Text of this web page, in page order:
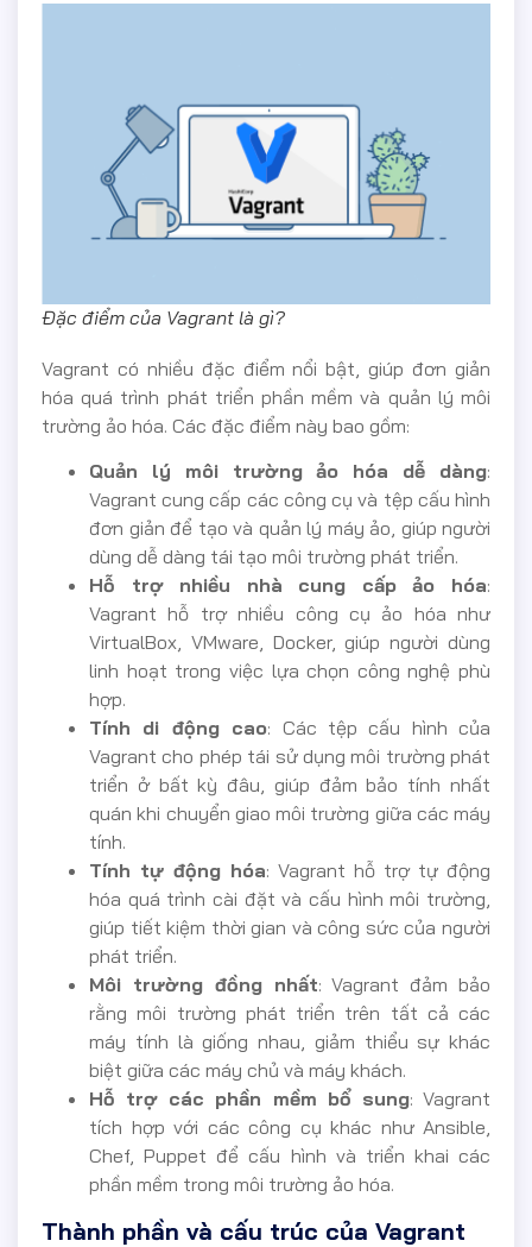
Đặc điểm của Vagrant là gì?
Vagrant có nhiều đặc điểm nổi bật, giúp đơn giản
hóa quá trình phát triển phần mềm và quản lý môi
trường ảo hóa. Các đặc điểm này bao gồm:
Quản lý môi trường ảo hóa dễ dàng:
Vagrant cung cấp các công cụ và tệp cấu hình
đơn giản để tạo và quản lý máy ảo, giúp người
dùng dễ dàng tái tạo môi trường phát triển.
Hỗ trợ nhiều nhà cung cấp ảo hóa:
Vagrant hỗ trợ nhiều công cụ ảo hóa như
VirtualBox, VMware, Docker, giúp người dùng
linh hoạt trong việc lựa chọn công nghệ phù
hợp.
Tính di động cao: Các tệp cấu hình của
Vagrant cho phép tái sử dụng môi trường phát
triển ở bất kỳ đâu, giúp đảm bảo tính nhất
quán khi chuyển giao môi trường giữa các máy
tính.
Tính tự động hóa: Vagrant hỗ trợ tự động
hóa quá trình cài đặt và cấu hình môi trường,
giúp tiết kiệm thời gian và công sức của người
phát triển.
Môi trường đồng nhất: Vagrant đảm bảo
rằng môi trường phát triển trên tất cả các
máy tính là giống nhau, giảm thiểu sự khác
biệt giữa các máy chủ và máy khách.
Hỗ trợ các phần mềm bổ sung: Vagrant
tích hợp với các công cụ khác như Ansible,
Chef, Puppet để cấu hình và triển khai các
phần mềm trong môi trường ảo hóa.
Thành phần và cấu trúc của Vagrant